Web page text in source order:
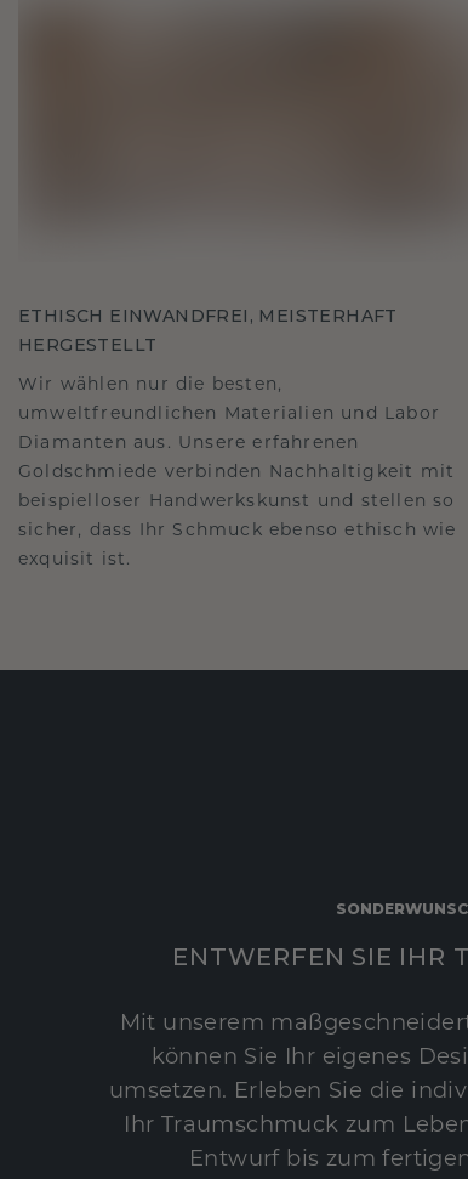
ETHISCH EINWANDFREI, MEISTERHAFT
HERGESTELLT
Wir wählen nur die besten,
umweltfreundlichen Materialien und Labor
Diamanten aus. Unsere erfahrenen
Goldschmiede verbinden Nachhaltigkeit mit
beispielloser Handwerkskunst und stellen so
sicher, dass Ihr Schmuck ebenso ethisch wie
exquisit ist.
ENTWERFEN SIE IHR
Mit unserem
können Sie Ihr eigenes
umsetzen. Erleben Sie die
Ihr Traumschmuck zum
Entwurf bis zum